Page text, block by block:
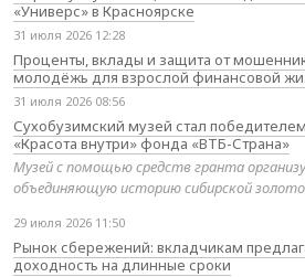
«Универс» в Красноярске
31 июля 2026 12:28
Проценты, вклады и защита от
молодёжь для взрослой финансовой
31 июля 2026 08:56
Сухобузимский музей стал
«Красота внутри» фонда «ВТБ-Страна»
Музей с помощью средств гранта
объединяющую историю сибирской
29 июля 2026 11:50
Рынок сбережений: вкладчикам
доходность на длинные сроки